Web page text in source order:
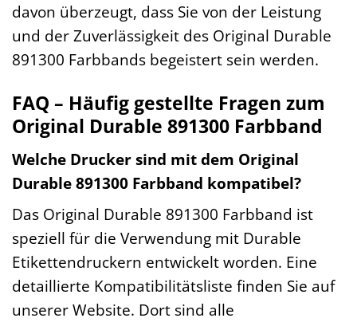
davon überzeugt, dass Sie von der Leistung
und der Zuverlässigkeit des Original Durable
891300 Farbbands begeistert sein werden.
FAQ – Häufig gestellte Fragen zum
Original Durable 891300 Farbband
Welche Drucker sind mit dem Original
Durable 891300 Farbband kompatibel?
Das Original Durable 891300 Farbband ist
speziell für die Verwendung mit Durable
Etikettendruckern entwickelt worden. Eine
detaillierte Kompatibilitätsliste finden Sie auf
unserer Website. Dort sind alle